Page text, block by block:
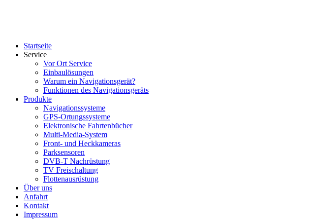
Startseite
Service
Vor Ort Service
Einbaulösungen
Warum ein Navigationsgerät?
Funktionen des Navigationsgeräts
Produkte
Navigationssysteme
GPS-Ortungssysteme
Elektronische Fahrtenbücher
Multi-Media-System
Front- und Heckkameras
Parksensoren
DVB-T Nachrüstung
TV Freischaltung
Flottenausrüstung
Über uns
Anfahrt
Kontakt
Impressum